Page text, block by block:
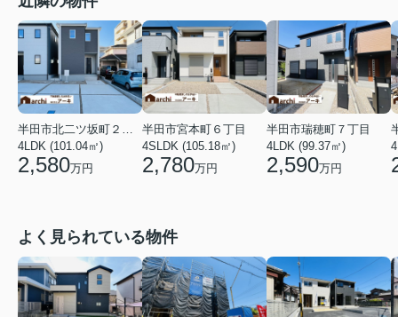
半田市北二ツ坂町２丁目
4LDK (101.04㎡)
2,580万円
半田市宮本町６丁目
4SLDK (105.18㎡)
2,780万円
半田市瑞穂町７丁目
4LDK (99.37㎡)
2,590万円
よく見られている物件